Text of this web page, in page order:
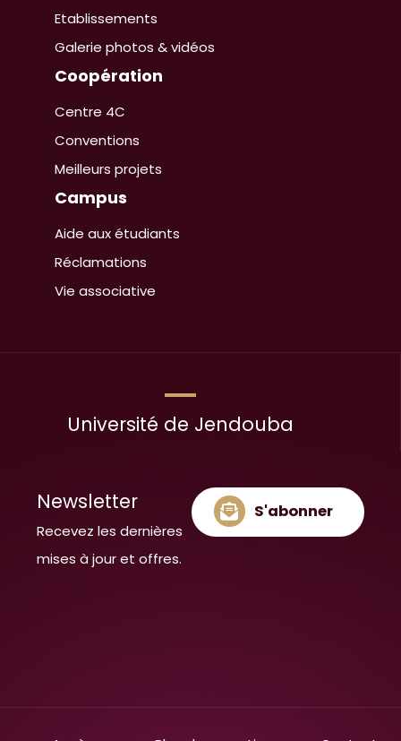
Etablissements
Galerie photos & vidéos
Coopération
Centre 4C
Conventions
Meilleurs projets
Campus
Aide aux étudiants
Réclamations
Vie associative
Université de Jendouba
Newsletter
Recevez les dernières
mises à jour et offres.
S'abonner